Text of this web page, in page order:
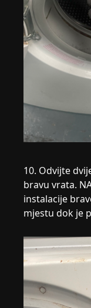
10. Odvijte
bravu vrata.
instalacije
mjestu dok je